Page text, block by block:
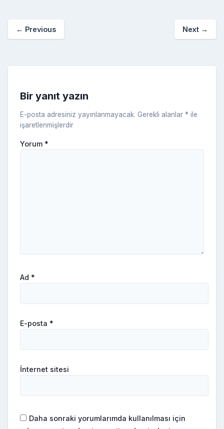
o
er
a
c a
ki
← Previous Next →
Bir yanıt yazın
E-posta adresiniz yayınlanmayacak. Gerekli alanlar * ile
işaretlenmişlerdir
Yorum *
Ad *
E-posta *
İnternet sitesi
Daha sonraki yorumlarımda kullanılması için